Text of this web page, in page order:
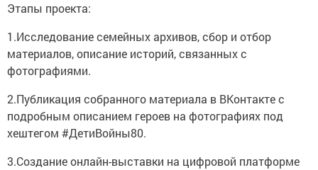
Этапы проекта:
1.Исследование семейных архивов, сбор и отбор
материалов, описание историй, связанных с
фотографиями.
2.Публикация собранного материала в ВКонтакте с
подробным описанием героев на фотографиях под
хештегом #ДетиВойны80.
3.Создание онлайн-выставки на цифровой платформе